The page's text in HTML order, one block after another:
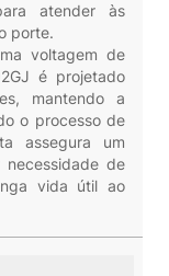
atender às
porte.
voltagem de
é projetado
mantendo a
o processo de
assegura um
necessidade de
vida útil ao